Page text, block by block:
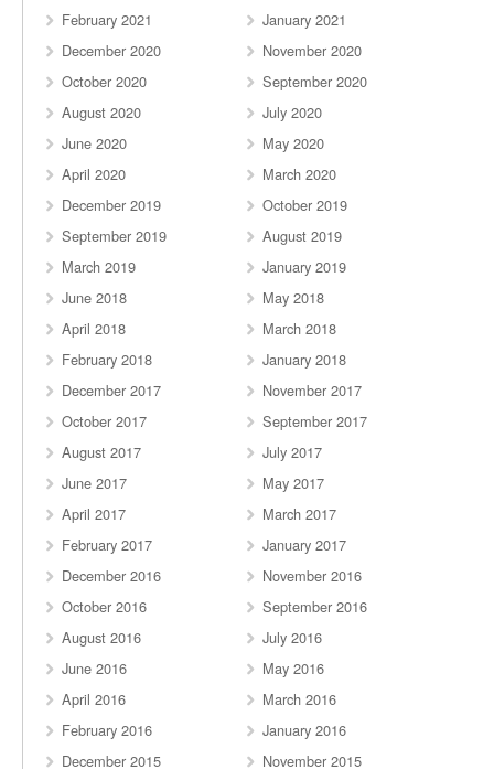
February 2021
January 2021
December 2020
November 2020
October 2020
September 2020
August 2020
July 2020
June 2020
May 2020
April 2020
March 2020
December 2019
October 2019
September 2019
August 2019
March 2019
January 2019
June 2018
May 2018
April 2018
March 2018
February 2018
January 2018
December 2017
November 2017
October 2017
September 2017
August 2017
July 2017
June 2017
May 2017
April 2017
March 2017
February 2017
January 2017
December 2016
November 2016
October 2016
September 2016
August 2016
July 2016
June 2016
May 2016
April 2016
March 2016
February 2016
January 2016
December 2015
November 2015